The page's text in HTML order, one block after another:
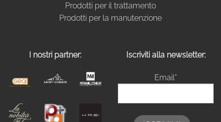
Prodotti per il trattamento
Prodotti per la manutenzione
I nostri partner: Iscriviti alla newsletter:
Email*